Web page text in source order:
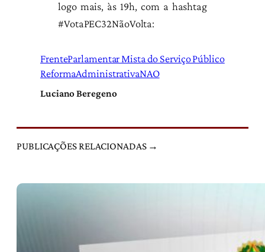
logo mais, às 19h, com a hashtag
#VotaPEC32NãoVolta:
FrenteParlamentar Mista do Serviço Público
ReformaAdministrativaNAO
Luciano Beregeno
PUBLICAÇÕES RELACIONADAS →